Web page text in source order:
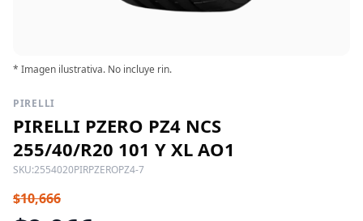
* Imagen ilustrativa. No incluye rin.
PIRELLI
PIRELLI PZERO PZ4 NCS
255/40/R20 101 Y XL AO1
SKU:2554020PIRPZEROPZ4-7
$10,666